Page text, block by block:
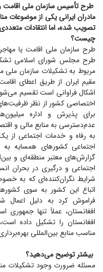
طرح تأسیس سازمان ملی اقامت
مادران ایرانی یکی از موضوعات
تصویب شده، اما انتقادات
چیست؟
طرح سازمان ملی اقامت یا
طرح مجلس شورای اسلامی
مربوط به تشکیلات سازمان ملی
مقیم ایران از طریق اعطای
اشکال فراوانی است تقسیم
اختصاصی کشور از نظر
برای پذیرش و اداره
عدم‌دسترسی به منابع مالی و
به رفاه و خدمات اجتماعی از
اجتماعی کشور‌های همسایه
گزارش‌های معتبر منطقه‌ای و
اجتماعی و درگیری در بحران
اتباع این کشور به سوی
فراموش کرد به دلیل اعمال
افغانستان، عملاً تنها جمهوری
افغانستان را تشکیل داده
مناسب منابع بین‌المللی
بیشتر توضیح می‌دهید؟
مسئله ضرورت وجود تشکیلات